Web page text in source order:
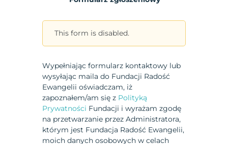
This form is disabled.
Wypełniając formularz kontaktowy lub
wysyłając maila do Fundacji Radość
Ewangelii oświadczam, iż
zapoznałem/am się z Polityką
Prywatności Fundacji i wyrażam zgodę
na przetwarzanie przez Administratora,
którym jest Fundacja Radość Ewangelii,
moich danych osobowych w celach